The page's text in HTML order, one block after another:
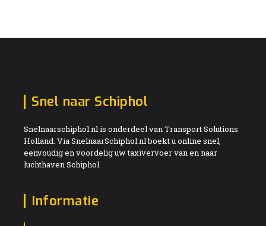
Snel naar Schiphol
Snelnaarschiphol.nl is onderdeel van Transport Solutions
Holland. Via SnelnaarSchiphol.nl boekt u online snel,
eenvoudig en voordelig uw taxivervoer van en naar
luchthaven Schiphol.
Informatie